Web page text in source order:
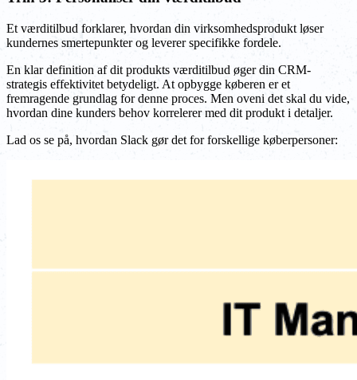
Et værditilbud forklarer, hvordan din virksomhedsprodukt løser
kundernes smertepunkter og leverer specifikke fordele.
En klar definition af dit produkts værditilbud øger din CRM-
strategis effektivitet betydeligt. At opbygge køberen er et
fremragende grundlag for denne proces. Men oveni det skal du vide,
hvordan dine kunders behov korrelerer med dit produkt i detaljer.
Lad os se på, hvordan Slack gør det for forskellige køberpersoner: